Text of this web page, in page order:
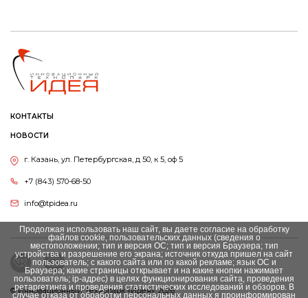
КОНТАКТЫ
НОВОСТИ
г. Казань, ул. Петербургская, д 50, к 5, оф 5
+7 (843) 570-68-50
info@tpidea.ru
© Инновационный Tехнопарк «Идея», 2026
Продолжая использовать наш сайт, вы даете согласие на обработку
файлов cookie, пользовательских данных (сведения о
местоположении; тип и версия ОС; тип и версия Браузера; тип
устройства и разрешение его экрана; источник откуда пришел на сайт
пользователь; с какого сайта или по какой рекламе; язык ОС и
Браузера; какие страницы открывает и на какие кнопки нажимает
пользователь; ip-адрес) в целях функционирования сайта, проведения
ретаргетинга и проведения статистических исследований и обзоров. В
случае отказа от обработки персональных данных я проинформирован